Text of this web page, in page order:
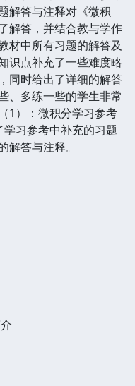
解答与注释对《微积
解答，并结合教与学作
材中所有习题的解答及
识点补充了一些难度略
同时给出了详细的解答
、多练一些的学生非常
1）：微积分学习参考
学习参考中补充的习题
答与注释。